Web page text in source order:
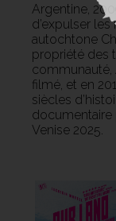
Argentine,
d’expulser
autochtone
propriété des
communauté,
filmé, et en
siècles
documentaire
Venise 2025.